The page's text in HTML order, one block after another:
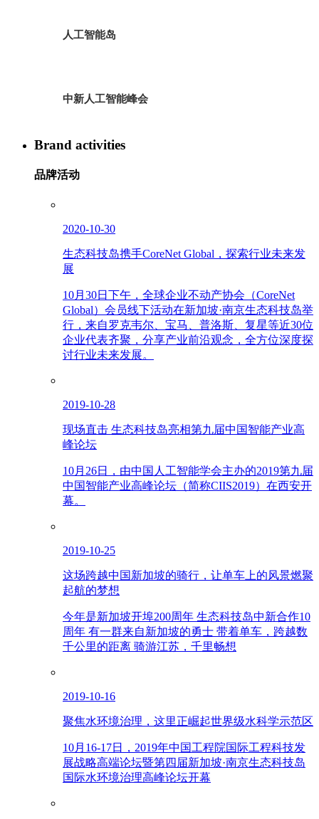
人工智能岛
中新人工智能峰会
Brand activities
品牌活动
2020-10-30
生态科技岛携手CoreNet Global，探索行业未来发
展
10月30日下午，全球企业不动产协会（CoreNet
Global）会员线下活动在新加坡·南京生态科技岛举
行，来自罗克韦尔、宝马、普洛斯、复星等近30位
企业代表齐聚，分享产业前沿观念，全方位深度探
讨行业未来发展。
2019-10-28
现场直击 生态科技岛亮相第九届中国智能产业高
峰论坛
10月26日，由中国人工智能学会主办的2019第九届
中国智能产业高峰论坛（简称CIIS2019）在西安开
幕。
2019-10-25
这场跨越中国新加坡的骑行，让单车上的风景燃聚
起航的梦想
今年是新加坡开埠200周年 生态科技岛中新合作10
周年 有一群来自新加坡的勇士 带着单车，跨越数
千公里的距离 骑游江苏，千里畅想
2019-10-16
聚焦水环境治理，这里正崛起世界级水科学示范区
10月16-17日，2019年中国工程院国际工程科技发
展战略高端论坛暨第四届新加坡·南京生态科技岛
国际水环境治理高峰论坛开幕